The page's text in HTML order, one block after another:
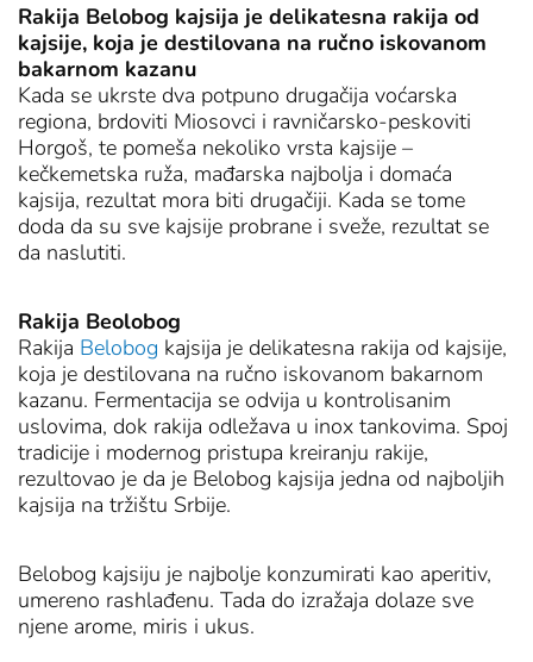
Rakija Belobog kajsija je delikatesna rakija od
kajsije, koja je destilovana na ručno iskovanom
bakarnom kazanu
Kada se ukrste dva potpuno drugačija voćarska
regiona, brdoviti Miosovci i ravničarsko-peskoviti
Horgoš, te pomeša nekoliko vrsta kajsije –
kečkemetska ruža, mađarska najbolja i domaća
kajsija, rezultat mora biti drugačiji. Kada se tome
doda da su sve kajsije probrane i sveže, rezultat se
da naslutiti.
Rakija Beolobog
Rakija Belobog kajsija je delikatesna rakija od kajsije,
koja je destilovana na ručno iskovanom bakarnom
kazanu. Fermentacija se odvija u kontrolisanim
uslovima, dok rakija odležava u inox tankovima. Spoj
tradicije i modernog pristupa kreiranju rakije,
rezultovao je da je Belobog kajsija jedna od najboljih
kajsija na tržištu Srbije.
Belobog kajsiju je najbolje konzumirati kao aperitiv,
umereno rashlađenu. Tada do izražaja dolaze sve
njene arome, miris i ukus.